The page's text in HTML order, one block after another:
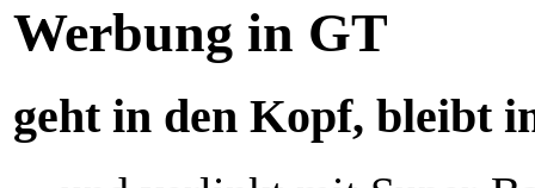
Werbung in GT
geht in den Kopf, bleibt